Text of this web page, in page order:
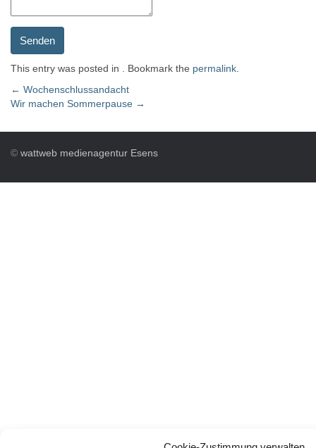
Senden
This entry was posted in . Bookmark the permalink
Post
← Wochenschlussandacht
Wir machen Sommerpause →
© wattweb medienagentur Esens